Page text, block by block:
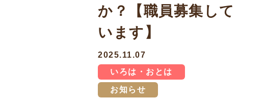
か？【職員募集して
います】
2025.11.07
いろは・おとは
お知らせ